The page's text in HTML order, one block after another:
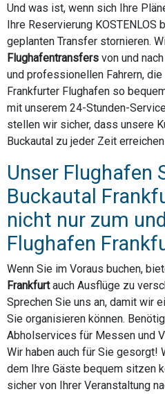
Und was ist, wenn sich Ihre
Ihre Reservierung KOSTENLOS
geplanten Transfer stornieren.
Flughafentransfers von und
und professionellen Fahrern,
Frankfurter Flughafen so
mit unserem 24-Stunden-
stellen wir sicher, dass unsere
Buckautal zu jeder Zeit
Unser Flughafen
Buckautal
nicht nur zum
Flughafen
Wenn Sie im Voraus buchen,
Frankfurtauch Ausflüge zu
Sprechen Sie uns an, damit wir
Sie organisieren können.
Abholservices für Messen und
Wir haben auch für Sie gesorgt!
dem Ihre Gäste bequem sitzen
sicher von Ihrer Veranstaltung